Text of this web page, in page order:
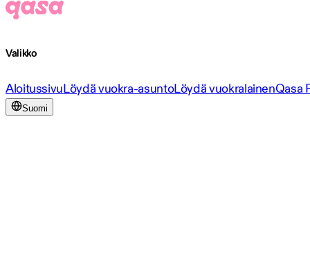
Valikko
AloitussivuLöydä vuokra-asuntoLöydä vuokralainenQasa
Suomi